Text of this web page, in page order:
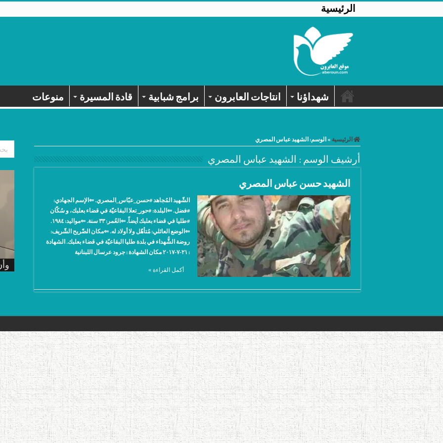
الرئيسية
شهداؤنا انتاجات العابرون برامج شبابية قادة المسيرة منوعات
الرئيسية »الوسم:الشهيد عباس المصري
أرشيف الوسم : الشهيد عباس المصري
الشهيد حسن عباس المصري
الشّهيد المُجاهد #حسن_عبّاس_المصري. ⇐الإسم الجهادي:
#فضل. ⇐البلدة: #حور_تعلا البقاعيّة في قضاء بعلبك، و سُكّان
#طليا في قضاء بعلبك أيضاً. ⇐العُمر: ٣٣ سنة. ⇐مواليد: ١٩٨٤.
⇐الوضع العائلي: مُتأهّل ولا أولاد له. ⇐مكان الضّريح الشّريف:
روضة الشُّهداء في بلدة طليا البقاعيّة في قضاء بعلبك. الشهادة
: ٢١-٧-٢٠١٧ مكان الشهادة : جرود عرسال اللبنانية
أكمل القراءة »